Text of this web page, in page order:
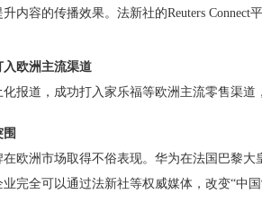
内容的传播效果。法新社的Reuters
欧洲主流渠道
报道，成功打入家乐福等欧洲主流零售渠
欧洲市场取得不俗表现。华为在法国巴黎
完全可以通过法新社等权威媒体，改变“中